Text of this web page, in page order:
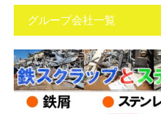
グループ会社一覧